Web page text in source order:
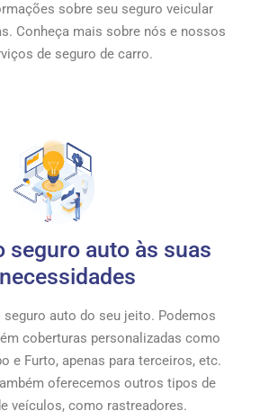
sobre seu seguro veicular
Conheça mais sobre nós e nossos
de seguro de carro.
seguro auto às suas
necessidades
seguro auto do seu jeito. Podemos
coberturas personalizadas como
e Furto, apenas para terceiros, etc.
oferecemos outros tipos de
veículos, como rastreadores.